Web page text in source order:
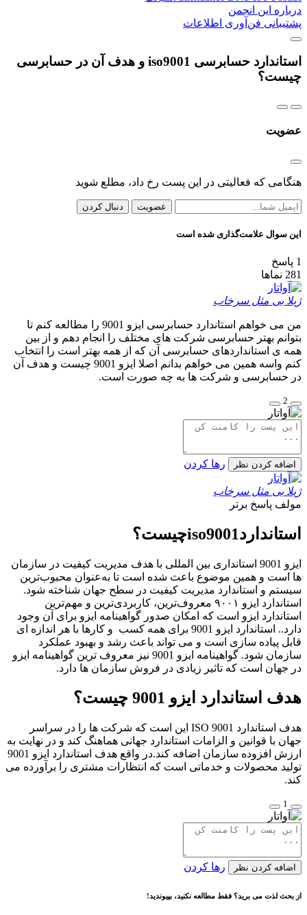
درباره این انجمن
پشتیبانی فن‌آوری اطلاعات
استاندارد حسابرسی iso9001 و هدف آن در حسابرسی
چیست؟
عضویت
هنگامی که فعالیتی در این پست رخ داد، مطلع شوید
عضویت دنبال کردن
این سوال علامت‌گذاری شده است
1 پاسخ
281 نماها
ژیلا بی مثل سرخاب
من می خواهم استاندارد حسابرسی ایزو 9001 را مطالعه کنم تا
بتوانم بهتر حسابرسی شرکت های مختلف را انجام دهم و از بین
همه ی استانداردهای حسابرسی آن که از همه بهتر است را انتخاب
کنم واسه همین می خواهم بدانم اصلا ایزو 9001 چیست و هدف آن
در حسابرسی و شرکت ها به چه صورت است.
2
اضافه کردن نظر رها کردن
ژیلا بی مثل سرخاب
مولف پاسخ برتر
استانداردiso9001چیست؟
ایزو 9001 استانداری بین المللی با هدف مدیریت کیفیت در سازمان
ها است و همین موضوع باعث شده است تا به‌عنوان محبوب‌ترین
سیستم و استاندارد مدیریت کیفیت در سطح جهان شناخته شود.
استاندارد ایزو ۹۰۰۱ معروف‌ترین، کاربردی‌ترین و مهم‌ترین
استاندارد ایزو است که امکان صدور گواهینامه ایزو برای آن وجود
دارد.. استاندارد ایزو 9001 برای همه کسب و کارها با هر اندازه ای
قابل پیاده سازی است و می تواند باعث رشد و بهبود عملکرد
سازمان شود. گواهینامه ایزو 9001 نیز معروف ترین گواهینامه ایزو
در جهان است که تاثیر زیادی در فروش سازمان ها دارد.
هدف استاندارد ایزو 9001 چیست؟
هدف استاندارد ISO 9001 این است که شرکت ها را در سراسر
جهان با قوانین و الزامات استاندارد جهانی هماهنگ کند و در نهایت به
ارزش افزوده سازمان اضافه کند.در واقع هدف استاندارد ایزو 9001
تولید محصولات و خدماتی است که انتظارات مشتری را برآورده می
کند.
1
اضافه کردن نظر رها کردن
از بحث لذت می برید؟ فقط مطالعه نکنید، بپیوندید!